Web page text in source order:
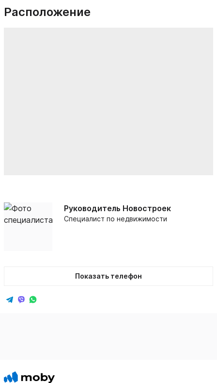
Расположение
Руководитель Новостроек
Специалист по недвижимости
Показать телефон